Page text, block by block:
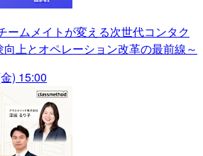
ームメイトが変える次世代コンタク
向上とオペレーション改革の最前線～
) 15:00